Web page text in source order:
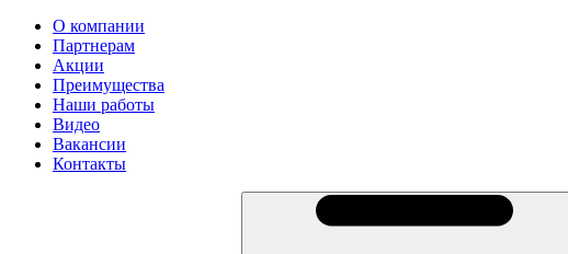
О компании
Партнерам
Акции
Преимущества
Наши работы
Видео
Вакансии
Контакты